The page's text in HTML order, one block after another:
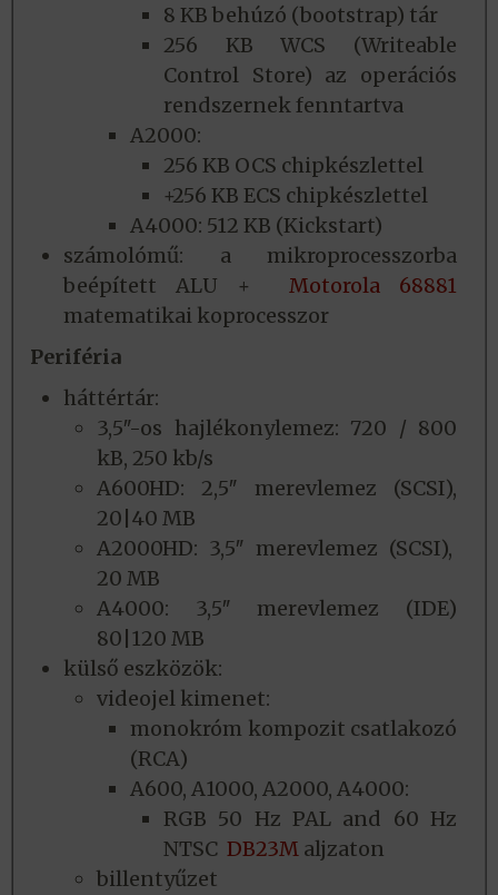
8 KB behúzó (bootstrap) tár
256 KB WCS (Writeable
Control Store) az operációs
rendszernek fenntartva
A2000:
256 KB OCS chipkészlettel
+256 KB ECS chipkészlettel
A4000: 512 KB (Kickstart)
számolómű: a mikroprocesszorba
beépített ALU + Motorola 68881
matematikai koprocesszor
Periféria
háttértár:
3,5″-os hajlékonylemez: 720 / 800
kB, 250 kb/s
A600HD: 2,5″ merevlemez (SCSI),
20|40 MB
A2000HD: 3,5″ merevlemez (SCSI),
20 MB
A4000: 3,5″ merevlemez (IDE)
80|120 MB
külső eszközök:
videojel kimenet:
monokróm kompozit csatlakozó
(RCA)
A600, A1000, A2000, A4000:
RGB 50 Hz PAL and 60 Hz
NTSC DB23M aljzaton
billentyűzet